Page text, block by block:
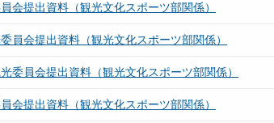
会提出資料（観光文化スポーツ部関係）
員会提出資料（観光文化スポーツ部関係）
委員会提出資料（観光文化スポーツ部関係）
会提出資料（観光文化スポーツ部関係）